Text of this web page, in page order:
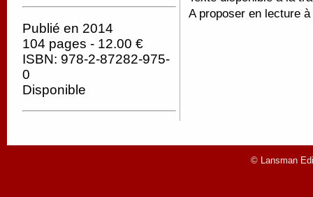
Publié en 2014
104 pages - 12.00 €
ISBN: 978-2-87282-975-
0
Disponible
A proposer en lecture
© Lansman